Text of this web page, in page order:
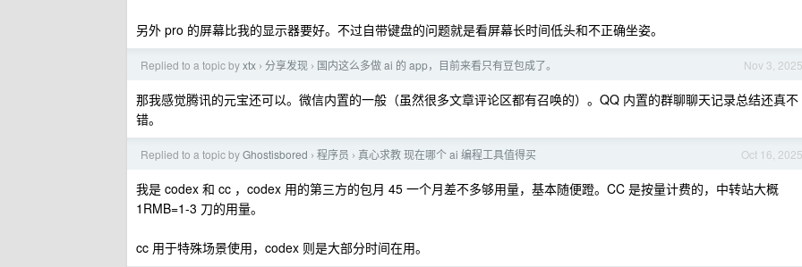
另外 pro 的屏幕比我的显示器要好。不过自带键盘的问题就是看屏幕长时间低头和不正确坐姿。
Nov 3, 2025
Replied to a topic byxtx › 分享发现 › 国内这么多做 ai 的 app，目前来看只有豆包成了。
那我感觉腾讯的元宝还可以。微信内置的一般（虽然很多文章评论区都有召唤的）。QQ 内置的群聊聊天记录总结还真不
错。
Oct 16, 2025
Replied to a topic byGhostisbored › 程序员 › 真心求教 现在哪个 ai 编程工具值得买
我是 codex 和 cc ，codex 用的第三方的包月 45 一个月差不多够用量，基本随便蹬。CC 是按量计费的，中转站大概
1RMB=1-3 刀的用量。
cc 用于特殊场景使用，codex 则是大部分时间在用。